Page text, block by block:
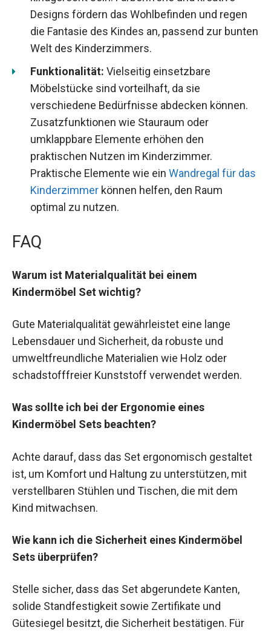
Designs fördern das Wohlbefinden und regen
die Fantasie des Kindes an, passend zur bunten
Welt des Kinderzimmers.
Funktionalität: Vielseitig einsetzbare
Möbelstücke sind vorteilhaft, da sie
verschiedene Bedürfnisse abdecken können.
Zusatzfunktionen wie Stauraum oder
umklappbare Elemente erhöhen den
praktischen Nutzen im Kinderzimmer.
Praktische Elemente wie ein Wandregal für das
Kinderzimmer können helfen, den Raum
optimal zu nutzen.
FAQ
Warum ist Materialqualität bei einem
Kindermöbel Set wichtig?
Gute Materialqualität gewährleistet eine lange
Lebensdauer und Sicherheit, da robuste und
umweltfreundliche Materialien wie Holz oder
schadstofffreier Kunststoff verwendet werden.
Was sollte ich bei der Ergonomie eines
Kindermöbel Sets beachten?
Achte darauf, dass das Set ergonomisch gestaltet
ist, um Komfort und Haltung zu unterstützen, mit
verstellbaren Stühlen und Tischen, die mit dem
Kind mitwachsen.
Wie kann ich die Sicherheit eines Kindermöbel
Sets überprüfen?
Stelle sicher, dass das Set abgerundete Kanten,
solide Standfestigkeit sowie Zertifikate und
Gütesiegel besitzt, die Sicherheit bestätigen. Für